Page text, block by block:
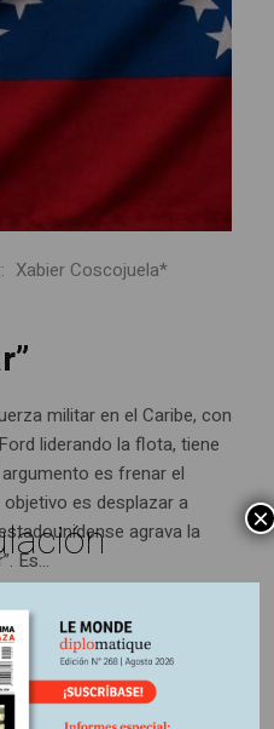
Xabier Coscojuela*
militar en el Caribe, con
liderando la flota, tiene
es frenar el
es desplazar a
agrava la
Es...
×